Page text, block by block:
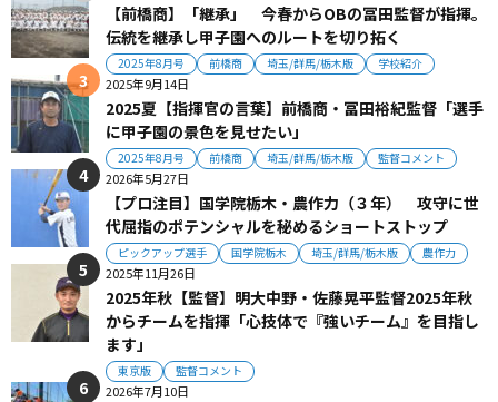
【前橋商】「継承」 今春からOBの冨田監督が指揮。
伝統を継承し甲子園へのルートを切り拓く
2025年8月号 前橋商 埼玉/群馬/栃木版 学校紹介
2025年9月14日
2025夏【指揮官の言葉】前橋商・冨田裕紀監督「選手
に甲子園の景色を見せたい」
2025年8月号 前橋商 埼玉/群馬/栃木版 監督コメント
2026年5月27日
【プロ注目】国学院栃木・農作力（３年） 攻守に世
代屈指のポテンシャルを秘めるショートストップ
ピックアップ選手 国学院栃木 埼玉/群馬/栃木版 農作力
2025年11月26日
2025年秋【監督】明大中野・佐藤晃平監督2025年秋
からチームを指揮「心技体で『強いチーム』を目指し
ます」
東京版 監督コメント
2026年7月10日